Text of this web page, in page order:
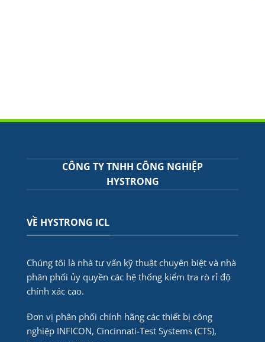
CÔNG TY TNHH CÔNG NGHIỆP
HYSTRONG
VỀ HYSTRONG ICL
Chúng tôi là nhà tư vấn kỹ thuật chuyên biệt và nhà
phân phối ủy quyền các hệ thống kiểm tra rò rỉ độ
chính xác cao.
Đơn vị phân phối chính hãng các thiết bị công
nghiệp INFICON, Cincinnati-Test Systems (CTS),